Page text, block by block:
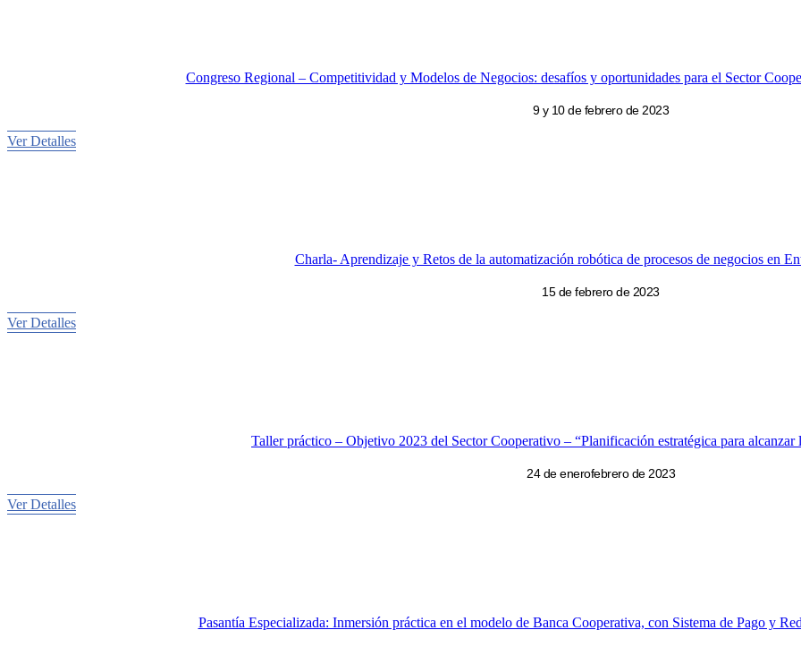
Congreso Regional – Competitividad y Modelos de Negocios: desafíos y oportunidades para el Sector
9 y 10 de febrero de 2023
Ver Detalles
Charla- Aprendizaje y Retos de la automatización robótica de procesos de negocios en
15 de febrero de 2023
Ver Detalles
Taller práctico – Objetivo 2023 del Sector Cooperativo – “Planificación estratégica para alcanzar
24 de enerofebrero de 2023
Ver Detalles
Pasantía Especializada: Inmersión práctica en el modelo de Banca Cooperativa, con Sistema de Pago y